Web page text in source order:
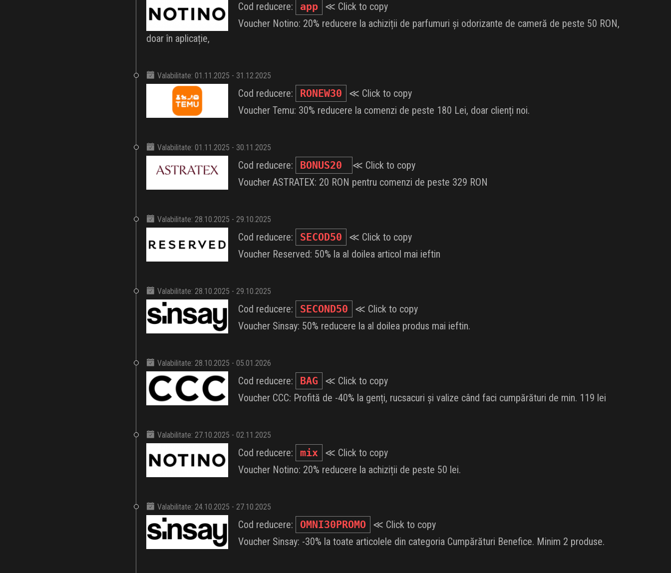
Cod reducere: app
≪ Click to copy
Voucher Notino: 20% reducere la achiziții de parfumuri și odorizante de cameră de peste 50 RON,
doar în aplicație,
Valabilitate: 01.11.2025 - 31.12.2025
Cod reducere: RONEW30
≪ Click to copy
Voucher Temu: 30% reducere la comenzi de peste 180 Lei, doar clienți noi.
Valabilitate: 01.11.2025 - 30.11.2025
Cod reducere: BONUS20
≪ Click to copy
Voucher ASTRATEX: 20 RON pentru comenzi de peste 329 RON
Valabilitate: 28.10.2025 - 29.10.2025
Cod reducere: SECOD50
≪ Click to copy
Voucher Reserved: 50% la al doilea articol mai ieftin
Valabilitate: 28.10.2025 - 29.10.2025
Cod reducere: SECOND50
≪ Click to copy
Voucher Sinsay: 50% reducere la al doilea produs mai ieftin.
Valabilitate: 28.10.2025 - 05.01.2026
Cod reducere: BAG
≪ Click to copy
Voucher CCC: Profită de -40% la genți, rucsacuri și valize când faci cumpărături de min. 119 lei
Valabilitate: 27.10.2025 - 02.11.2025
Cod reducere: mix
≪ Click to copy
Voucher Notino: 20% reducere la achiziții de peste 50 lei.
Valabilitate: 24.10.2025 - 27.10.2025
Cod reducere: OMNI30PROMO
≪ Click to copy
Voucher Sinsay: -30% la toate articolele din categoria Cumpărături Benefice. Minim 2 produse.